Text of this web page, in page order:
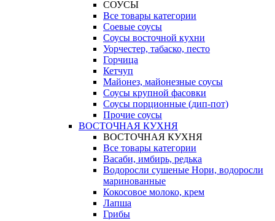
СОУСЫ
Все товары категории
Соевые соусы
Соусы восточной кухни
Уорчестер, табаско, песто
Горчица
Кетчуп
Майонез, майонезные соусы
Соусы крупной фасовки
Соусы порционные (дип-пот)
Прочие соусы
ВОСТОЧНАЯ КУХНЯ
ВОСТОЧНАЯ КУХНЯ
Все товары категории
Васаби, имбирь, редька
Водоросли сушеные Нори, водоросли
маринованные
Кокосовое молоко, крем
Лапша
Грибы